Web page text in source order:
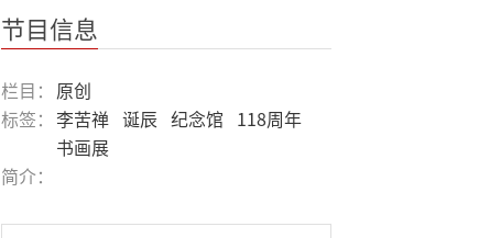
代艺术的碰撞
风景画展丨穿越大洋的艺术
鉴往知来丨华人教育名家共话“大艺
术”
节目信息
栏目：
原创
标签：
李苦禅 诞辰 纪念馆
118周年
书画展
简介：